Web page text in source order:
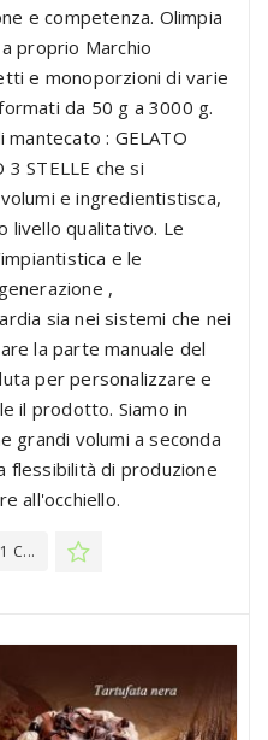
e competenza. Olimpia
proprio Marchio
e monoporzioni di varie
da 50 g a 3000 g.
: GELATO
3 STELLE che si
e ingredientistisca,
livello qualitativo. Le
e le
,
sia nei sistemi che nei
la parte manuale del
per personalizzare e
il prodotto. Siamo in
grandi volumi a seconda
flessibilità di produzione
all'occhiello.
C...